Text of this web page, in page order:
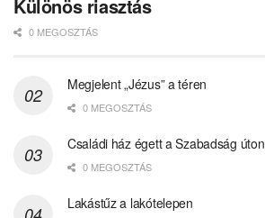
Különös riasztás
0 MEGOSZTÁS
Megjelent „Jézus” a téren
0 MEGOSZTÁS
Családi ház égett a Szabadság úton
0 MEGOSZTÁS
Lakástűz a lakótelepen